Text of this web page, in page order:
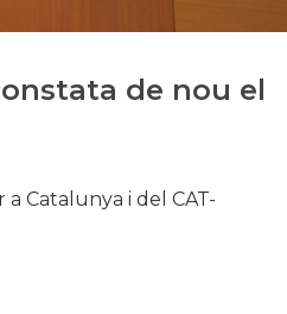
de nou el
Catalunya i del CAT-